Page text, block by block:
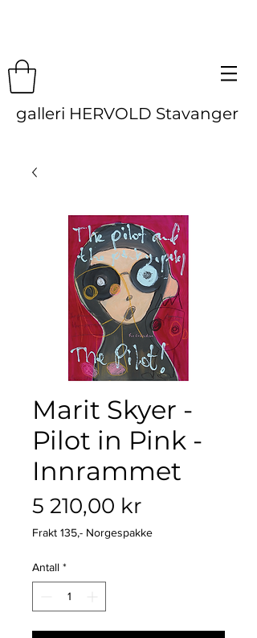
galleri HERVOLD Stavanger
Marit Skyer -
Pilot in Pink -
Innrammet
5 210,00 krPris
Frakt 135,- Norgespakke
Antall *